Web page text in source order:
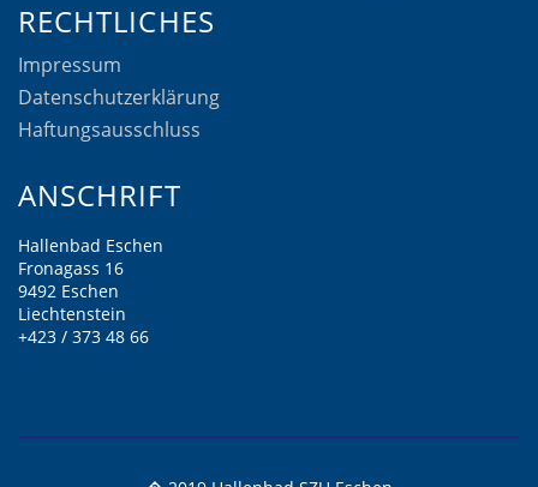
RECHTLICHES
Impressum
Datenschutzerklärung
Haftungsausschluss
ANSCHRIFT
Hallenbad Eschen
Fronagass 16
9492 Eschen
Liechtenstein
+423 / 373 48 66